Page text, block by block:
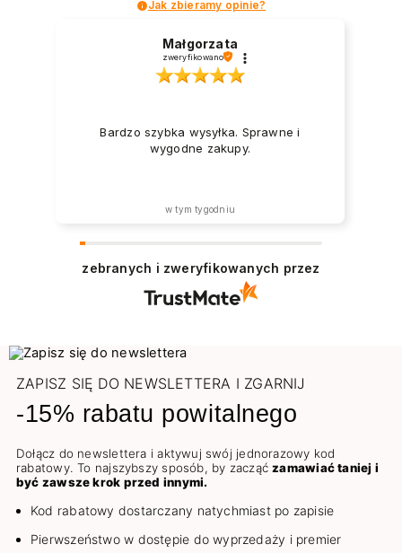
Jak zbieramy opinie?
Małgorzata
zweryfikowano
Bardzo szybka wysyłka. Sprawne i
wygodne zakupy.
w tym tygodniu
zebranych i zweryfikowanych przez
ZAPISZ SIĘ DO NEWSLETTERA I ZGARNIJ
-15% rabatu powitalnego
Dołącz do newslettera i aktywuj swój jednorazowy kod
rabatowy. To najszybszy sposób, by zacząćzamawiać taniej i
być zawsze krok przed innymi.
Kod rabatowy dostarczany natychmiast po zapisie
Pierwszeństwo w dostępie do wyprzedaży i premier